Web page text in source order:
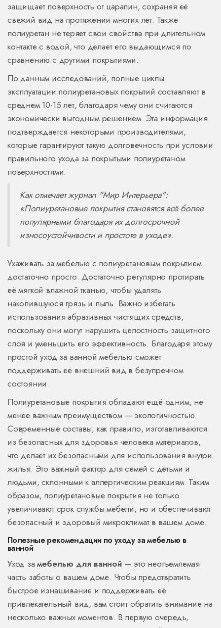
защищает поверхность от царапин, сохраняя её
свежий вид на протяжении многих лет. Также
полиуретан не теряет свои свойства при длительном
контакте с водой, что делает его выдающимся по
сравнению с другими покрытиями.
По данным исследований, полные циклы
эксплуатации полиуретановых покрытий составляют в
среднем 10-15 лет, благодаря чему они считаются
экономически выгодным решением. Эта информация
подтверждается некоторыми производителями,
которые гарантируют такую долговечность при условии
правильного ухода за покрытыми полиуретаном
поверхностями.
Как отмечает журнал "Мир Интерьера":
«Полиуретановые покрытия становятся всё более
популярными благодаря их долгосрочной
износоустойчивости и простоте в уходе».
Ухаживать за мебелью с полиуретановым покрытием
достаточно просто. Достаточно регулярно протирать
её мягкой влажной тканью, чтобы удалять
накопившуюся грязь и пыль. Важно избегать
использования абразивных чистящих средств,
поскольку они могут нарушить целостность защитного
слоя и уменьшить его эффективность. Благодаря этому
простой уход за ванной мебелью сможет
поддерживать её внешний вид в безупречном
состоянии.
Полиуретановые покрытия обладают ещё одним, не
менее важным преимуществом — экологичностью.
Современные составы, как правило, изготавливаются
из безопасных для здоровья человека материалов,
что делает их безопасными для использования внутри
жилья. Это важный фактор для семей с детьми и
людьми, склонными к аллергическим реакциям. Таким
образом, полиуретановые покрытия не только
увеличивают срок службы мебели, но и обеспечивают
безопасный и здоровый микроклимат в вашем доме.
Полезные рекомендации по уходу за мебелью в
ванной
Уход замебелью для ванной— это неотъемлемая
часть заботы о вашем доме. Чтобы предотвратить
быстрое изнашивание и поддерживать её
привлекательный вид, вам стоит обратить внимание на
несколько важных моментов. В первую очередь,